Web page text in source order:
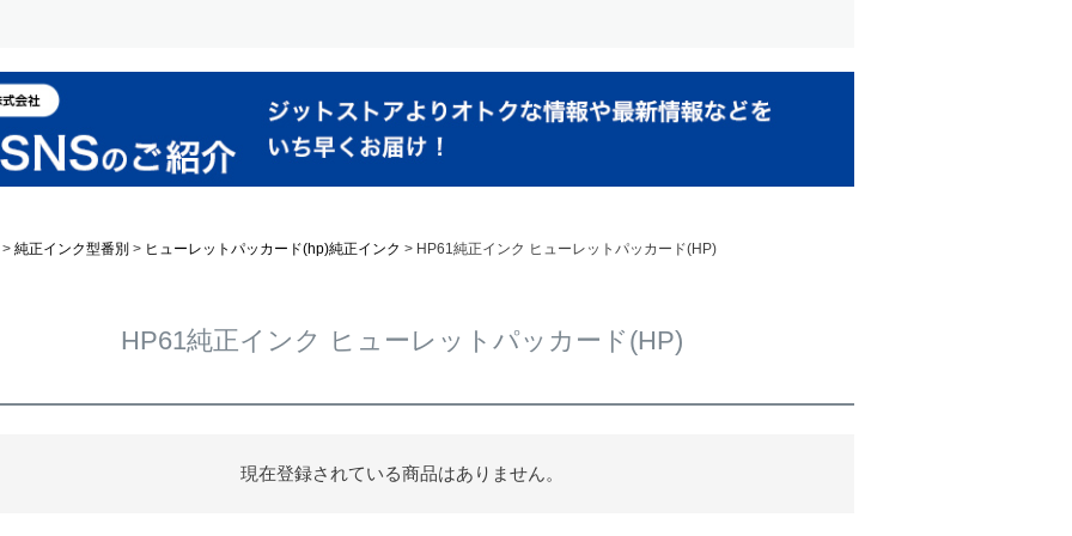
純正インク型番別 ヒューレットパッカード(hp)純正インク HP61純正インク ヒューレットパッカード(HP)
HP61純正インク ヒューレットパッカード(HP)
現在登録されている商品はありません。